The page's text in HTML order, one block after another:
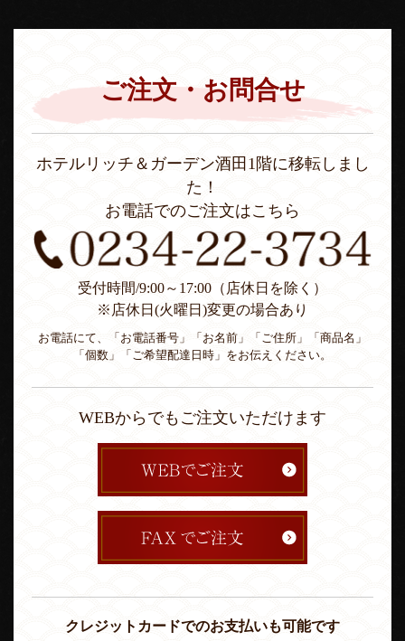
ご注文・お問合せ
ホテルリッチ＆ガーデン酒田1階に移転しまし
た！
お電話でのご注文はこちら
受付時間/9:00～17:00（店休日を除く）
※店休日(火曜日)変更の場合あり
お電話にて、「お電話番号」「お名前」「ご住所」「商品名」
「個数」「ご希望配達日時」をお伝えください。
WEBからでもご注文いただけます
クレジットカードでのお支払いも可能です